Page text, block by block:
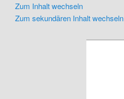
Zum Inhalt wechseln
Zum sekundären Inhalt wechseln